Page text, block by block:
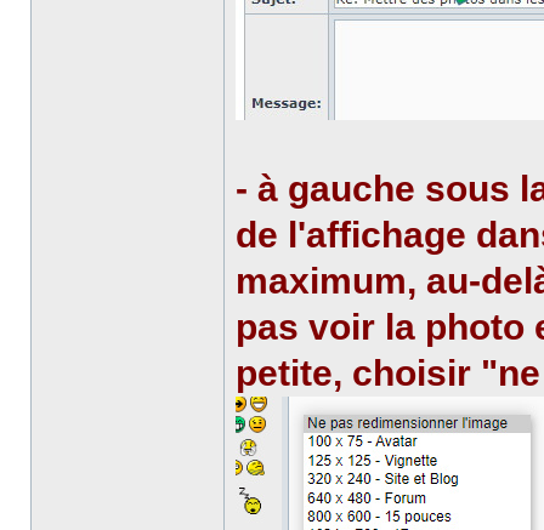
- à gauche sous
de l'affichage
maximum, au-
pas voir la photo
petite, choisir